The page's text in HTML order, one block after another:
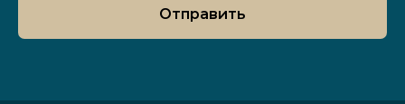
Отправить